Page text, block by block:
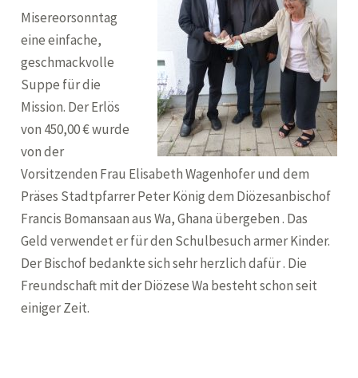
Misereorsonntag
eine einfache,
geschmackvolle
Suppe für die
Mission. Der Erlös
von 450,00 € wurde
von der
Vorsitzenden Frau Elisabeth Wagenhofer und dem
Präses Stadtpfarrer Peter König dem Diözesanbischof
Francis Bomansaan aus Wa, Ghana übergeben . Das
Geld verwendet er für den Schulbesuch armer Kinder.
Der Bischof bedankte sich sehr herzlich dafür . Die
Freundschaft mit der Diözese Wa besteht schon seit
einiger Zeit.